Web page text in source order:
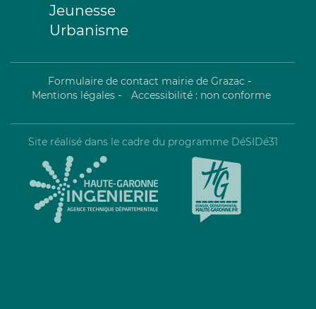
Jeunesse
Urbanisme
Formulaire de contact mairie de Grazac -
Mentions légales- Accessibilité : non conforme
Site réalisé dans le cadre du programme DéSIDé31